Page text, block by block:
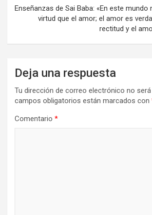
Enseñanzas de Sai Baba: «En este mundo
virtud que el amor; el amor es
rectitud y el
Deja una respuesta
Tu dirección de correo electrónico no será
campos obligatorios están marcados con
Comentario *